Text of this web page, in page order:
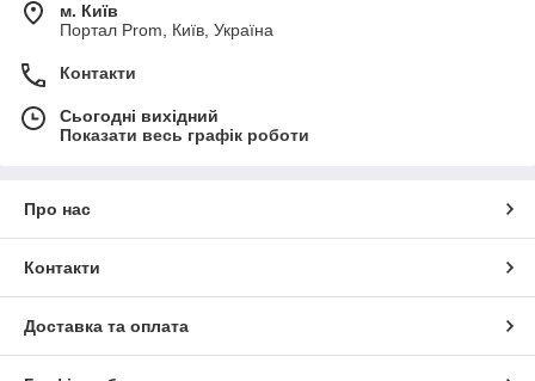
м. Київ
Портал Prom, Київ, Україна
Контакти
Сьогодні вихідний
Показати весь графік роботи
Про нас
Контакти
Доставка та оплата